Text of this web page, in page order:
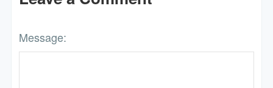
Message: